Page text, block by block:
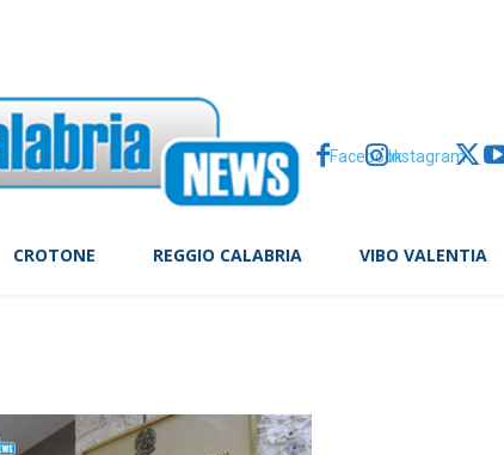
FacebookInstagram X
CROTONE REGGIO CALABRIA VIBO VALENTIA